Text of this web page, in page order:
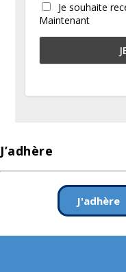
Je souhaite
Maintenant
J’adhère
J'adhère